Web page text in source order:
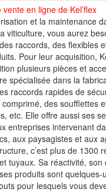
vente en ligne de Kel’flex
et la maintenance
viticulture, vous aurez
raccords, des flexibles
Pour leur acquisition,
plusieurs pièces et
spécialisée dans la
raccords rapides de
comprimé, des soufflettes
etc. Elle offre aussi ses
entreprises intervenant
aux paysagistes et aux
c’est plus de 1300
tuyaux. Sa réactivité, son
produits sont quelques-
pour lesquels vous